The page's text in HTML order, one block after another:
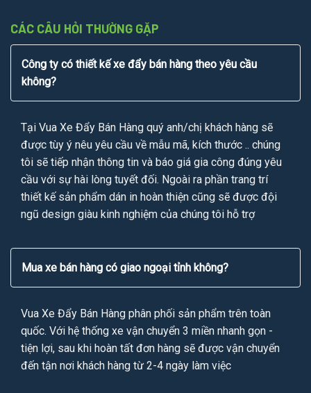
CÁC CÂU HỎI THƯỜNG GẶP
Công ty có thiết kế xe đẩy bán hàng theo yêu cầu
không?
Tại Vua Xe Đẩy Bán Hàng quý anh/chị khách hàng sẽ
được tùy ý nêu yêu cầu về mẫu mã, kích thước .. chúng
tôi sẽ tiếp nhận thông tin và báo giá gia công đúng yêu
cầu với sự hài lòng tuyết đối. Ngoài ra phần trang trí
thiết kế sản phẩm dán in hoàn thiện cũng sẽ được đội
ngũ design giàu kinh nghiệm của chúng tôi hỗ trợ
Mua xe bán hàng có giao ngoại tỉnh không?
Vua Xe Đẩy Bán Hàng phân phối sản phẩm trên toàn
quốc. Với hệ thống xe vận chuyển 3 miền nhanh gọn -
tiện lợi, sau khi hoàn tất đơn hàng sẽ được vận chuyển
đến tận nơi khách hàng từ 2-4 ngày làm việc